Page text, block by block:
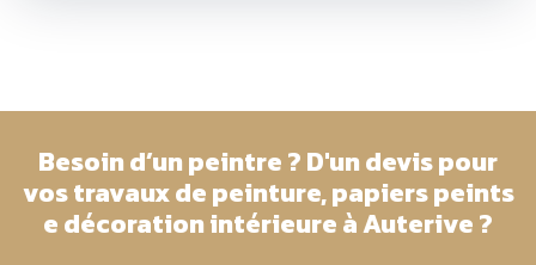
Besoin d’un peintre ? D'un devis pour
vos travaux de peinture, papiers peints
e décoration intérieure à Auterive ?